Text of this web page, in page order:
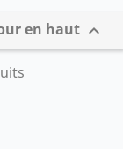
en haut 